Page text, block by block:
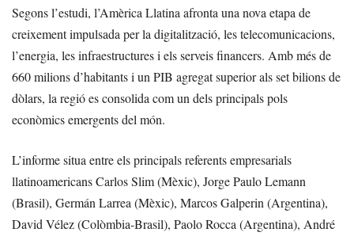
Segons l’estudi, l’Amèrica Llatina afronta una nova etapa de
creixement impulsada per la digitalització, les telecomunicacions,
l’energia, les infraestructures i els serveis financers. Amb més de
660 milions d’habitants i un PIB agregat superior als set bilions de
dòlars, la regió es consolida com un dels principals pols
econòmics emergents del món.
L’informe situa entre els principals referents empresarials
llatinoamericans Carlos Slim (Mèxic), Jorge Paulo Lemann
(Brasil), Germán Larrea (Mèxic), Marcos Galperin (Argentina),
David Vélez (Colòmbia-Brasil), Paolo Rocca (Argentina), André